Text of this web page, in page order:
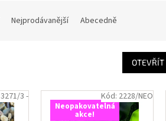
Nejprodávanější Abecedně
OTEVŘÍT
3271/3 -
Neopakovatelná
akce!
Kód: 2228/NEO